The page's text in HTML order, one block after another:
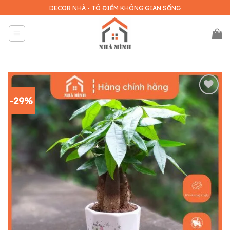
to
content
DECOR NHÀ - TÔ ĐIỂM KHÔNG GIAN SỐNG
-29%
Add to
wishlist